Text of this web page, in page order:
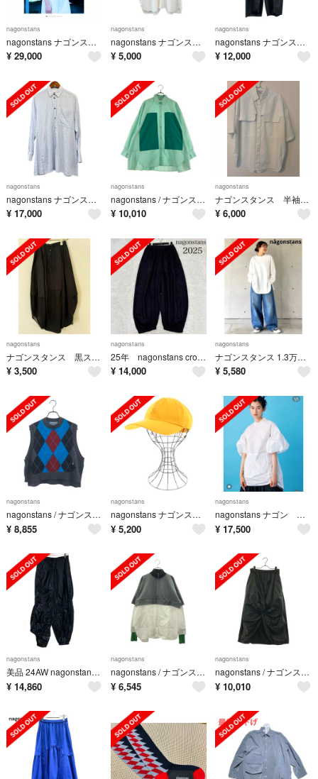
nagonstans
nagonstans ナゴンスタンス tuck pouf pullover
¥ 29,000
nagonstans
nagonstans ナゴンスタンス 26SS harf-sleeves men’s shirt オーバーサイズ半袖シャツ 470JS130-1081 M ホワイト 15545
¥ 5,000
nagonstans
nagonstans ナゴンスタンス 26SS circle pants サークルパンツ 470JS431-1221 M ブラック 15544
¥ 12,000
nagonstans
nagonstans ナゴンスタンス 26SS over flare shirt フレアストライプシャツ 470JS830-0181 M ブルー 15543
¥ 17,000
nagonstans
nagonstans / ナゴンスタンス | 2024AW | ソフトブロード バイカラーシャツ | M | グリーン | レディース
¥ 10,010
nagonstans
ナゴンスタンス 半袖シャツ
¥ 6,000
nagonstans
ナゴンスタンス 黒スカート/サイズS
¥ 3,500
nagonstans
25年 nagonstans cropped balloon pants 黒
¥ 14,000
nagonstans
ナゴンスタンス 1.3万円 ラウンドヘム ロンT 洗える 白 アシメ 日本製 M
¥ 5,580
nagonstans
nagonstans / ナゴンスタンス | 2024SS | カレッジニットベスト | M | グレー/ブルー | レディース
¥ 8,855
nagonstans
nagonstans ナゴンスタンス キャップ 黄 【古着】【中古】【送料無料】
¥ 5,200
nagonstans
nagonstans ナゴン 撥水 プルオーバー
¥ 17,500
nagonstans
美品 24AW nagonstans ナゴンスタンス shirring pants イージーシャーリングパンツ 470HA831-0120 サイズM ブラック レディース 古着 中古 USED
¥ 14,860
nagonstans
nagonstans / ナゴンスタンス | 2025AW | layered long-sleeves プルオーバー シャツ | M | グレー/グリーン/ホワイト | レディース
¥ 6,545
nagonstans
nagonstans / ナゴンスタンス | draping skirt ギャザー ロングスカート | M | ブラック | レディース
¥ 10,010